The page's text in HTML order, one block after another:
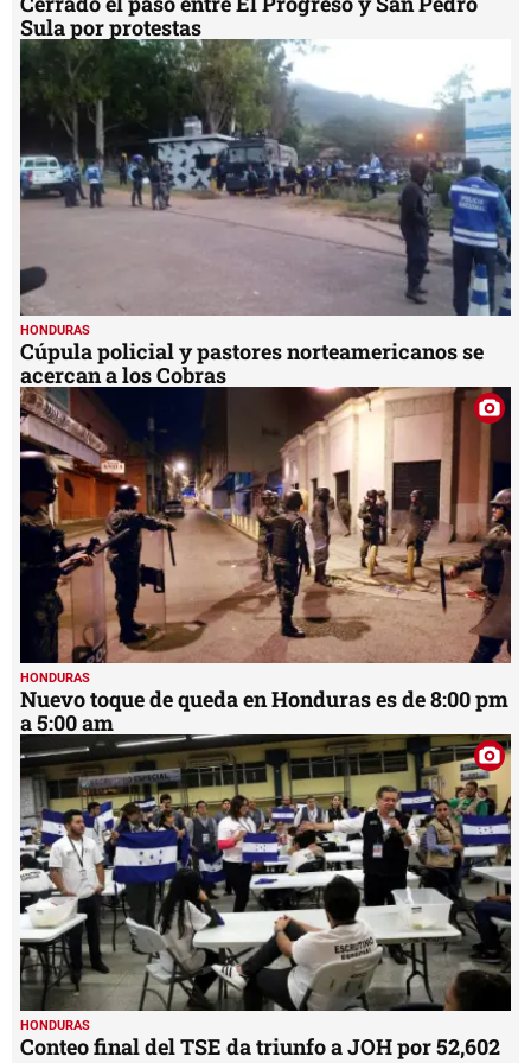
Sula por protestas
HONDURAS
Cúpula policial y pastores norteamericanos se
acercan a los Cobras
HONDURAS
Nuevo toque de queda en Honduras es de 8:00 pm
a 5:00 am
HONDURAS
Conteo final del TSE da triunfo a JOH por 52,602